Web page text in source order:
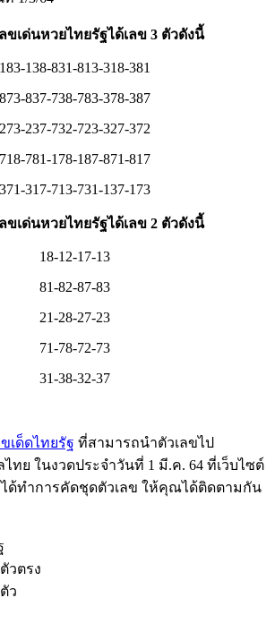
ขเด่นหวยไทยรัฐได้เลข 3 ตัวดังนี้
183-138-831-813-318-381
873-837-738-783-378-387
273-237-732-723-327-372
718-781-178-187-871-817
371-317-713-731-137-173
ขเด่นหวยไทยรัฐได้เลข 2 ตัวดังนี้
18-12-17-13
81-82-87-83
21-28-27-23
71-78-72-73
31-38-32-37
ขเด็ดไทยรัฐ ที่สามารถนำตัวเลขไป
ทย ในงวดประจำวันที่ 1 มี.ค. 64 ที่เว็บไซต์
ได้ทำการคัดชุดตัวเลข ให้คุณได้ติดตามกัน
วตรง
ว